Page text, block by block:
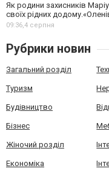
Як родини захисників
своїх рідних
09:36,4 серпня
Рубрики новин
Загальний розділ
Туризм
Будівництво
Бізнес
Жіночий розділ
Економіка